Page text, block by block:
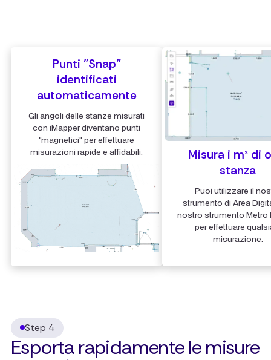
Punti "Snap"
identificati
automaticamente
Gli angoli delle stanze misurati
con iMapper diventano punti
"magnetici" per effettuare
misurazioni rapide e affidabili.
Misura i m² di
stanza
Puoi utilizzare il
strumento di Area
nostro strumento Metro
per effettuare
misurazione.
Step 4
Esporta rapidamente le misure